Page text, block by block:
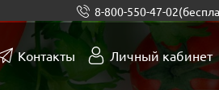
8-800-550-47-02
Контакты Личный кабинет